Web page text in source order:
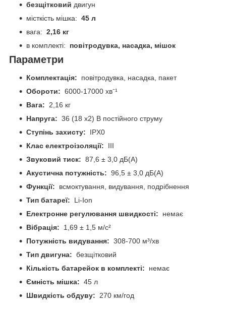
безщітковий двигун
місткість мішка: 45 л
вага: 2,16 кг
в комплекті: повітродувка, насадка, мішок
Параметри
Комплектація: повітродувка, насадка, пакет
Обороти: 6000-17000 хв⁻¹
Вага: 2,16 кг
Напруга: 36 (18 x2) В постійного струму
Ступінь захисту: IPX0
Клас електроізоляції: III
Звуковий тиск: 87,6 ± 3,0 дБ(А)
Акустична потужність: 96,5 ± 3,0 дБ(А)
Функції: всмоктування, видування, подрібнення
Тип батареї: Li-Ion
Електронне регулювання швидкості: немає
Вібрація: 1,69 ± 1,5 м/с²
Потужність видування: 308-700 м³/хв
Тип двигуна: безщітковий
Кількість батарейок в комплекті: немає
Ємність мішка: 45 л
Швидкість обдуву: 270 км/год